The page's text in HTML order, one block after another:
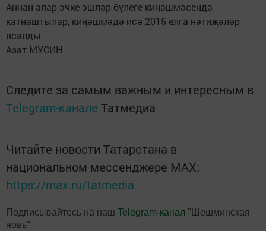
Аннан алар эчке эшләр бүлеге киңәшмәсендә
катнаштылар, киңәшмәдә исә 2015 елга нәтиҗәләр
ясалды.
Азат МУСИН
Следите за самым важным и интересным в
Telegram-канале Татмедиа
Читайте новости Татарстана в
национальном мессенджере MАХ:
https://max.ru/tatmedia
Подписывайтесь на наш Telegram-канал "Шешминская
новь"